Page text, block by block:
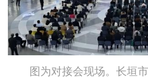
图为对接会现场。长垣